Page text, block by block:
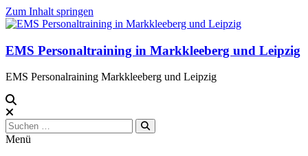
Zum Inhalt springen
EMS Personaltraining in Markkleeberg und Leipzig
EMS Personalraining Markkleeberg und Leipzig
Menü